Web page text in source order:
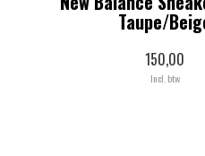
Taupe/
150,00
Incl. btw